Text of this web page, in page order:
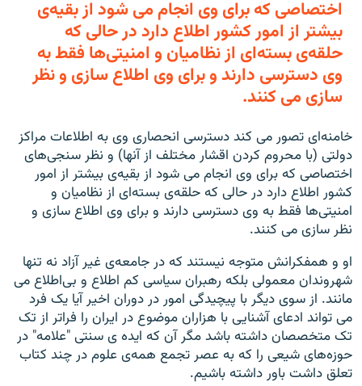
اختصاصی که برای وی انجام می شود از بقیه‌ی
بیشتر از امور کشور اطلاع دارد در حالی که
حلقه‌ی بسته‌ای از نظامیان و امنیتی‌ها فقط به
وی دسترسی دارند و برای وی اطلاع سازی و نظر
سازی می کنند.
خامنه‌ای تصور می کند دسترسی انحصاری وی به اطلاعات مراکز
دولتی (با محروم کردن اقشار مختلف از آنها) و نظر سنجی‌های
اختصاصی که برای وی انجام می شود از بقیه‌ی بیشتر از امور
کشور اطلاع دارد در حالی که حلقه‌ی بسته‌ای از نظامیان و
امنیتی‌ها فقط به وی دسترسی دارند و برای وی اطلاع سازی و
نظر سازی می کنند.
او و همفکرانش متوجه نیستند که در جامعه‌ی غیر آزاد نه تنها
شهروندان معمولی بلکه رهبران سیاسی کم اطلاع و بی‌اطلاع می
مانند. از سوی دیگر با پیچیدگی امور در دوران اخیر آیا یک فرد
می تواند ادعای آشنایی با هزاران موضوع در ایران را فراتر از تک
تک متخصصان داشته باشد مگر آن که ایده ی سنتی "علامه" در
حوزه‌های شیعی را که به عصر تجمع همه‌ی علوم در چند کتاب
تعلق داشت باور داشته باشیم.